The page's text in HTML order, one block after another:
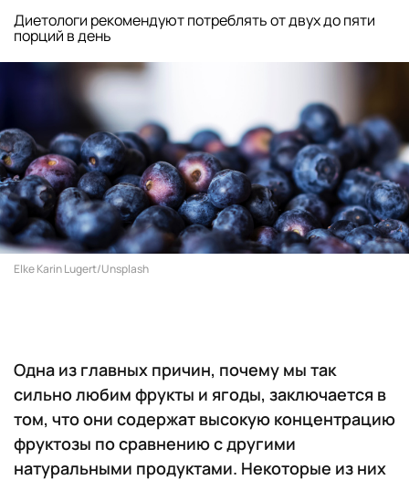
Диетологи рекомендуют потреблять от двух до пяти
порций в день
Elke Karin Lugert/Unsplash
Одна из главных причин, почему мы так
сильно любим фрукты и ягоды, заключается в
том, что они содержат высокую концентрацию
фруктозы по сравнению с другими
натуральными продуктами. Некоторые из них